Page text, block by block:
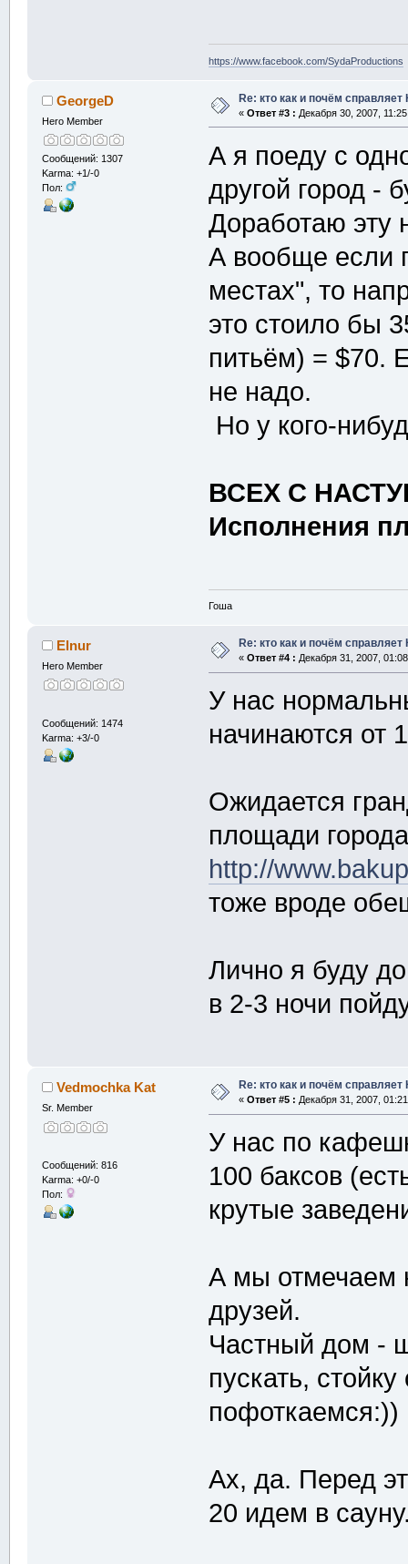
https://www.facebook.com/SydaProductions
GeorgeD
Hero Member
Сообщений: 1307
Karma: +1/-0
Пол:
Re: кто как и почём справляет
« Ответ #3 : Декабря 30, 2007,
А я поеду с
другой город -
Доработаю эту
А вообще если
местах", то
это стоило бы
питьём) = $70.
не надо.
Но у кого-
ВСЕХ С
Исполнения
Гоша
Elnur
Hero Member
Сообщений: 1474
Karma: +3/-0
Re: кто как и почём справляет
« Ответ #4 : Декабря 31, 2007,
У нас
начинаются от
Ожидается
площади
http://
тоже вроде
Лично я буду
в 2-3 ночи
Vedmochka Kat
Sr. Member
Сообщений: 816
Karma: +0/-0
Пол:
Re: кто как и почём справляет
« Ответ #5 : Декабря 31, 2007,
У нас по
100 баксов
крутые
А мы отмечаем
друзей.
Частный дом -
пускать,
пофоткаемся:))
Ах, да. Перед
20 идем в